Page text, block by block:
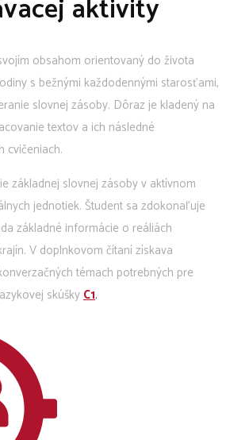
aktivity
obsahom orientovaný do života
s bežnými každodennými starosťami,
slovnej zásoby. Dôraz je kladený na
textov a ich následné
cvičeniach.
základnej slovnej zásoby v aktívnom
jednotiek. Študent sa zdokonaľuje
základné informácie o reáliách
V doplnkovom čítaní získava
témach potrebných pre
skúškyC1.